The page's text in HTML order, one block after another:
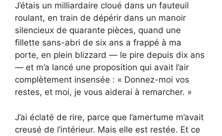
J’étais un milliardaire cloué dans un fauteuil
roulant, en train de dépérir dans un manoir
silencieux de quarante pièces, quand une
fillette sans-abri de six ans a frappé à ma
porte, en plein blizzard — le pire depuis dix ans
— et m’a lancé une proposition qui avait l’air
complètement insensée : « Donnez-moi vos
restes, et moi, je vous aiderai à remarcher. »
J’ai éclaté de rire, parce que l’amertume m’avait
creusé de l’intérieur. Mais elle est restée. Et ce